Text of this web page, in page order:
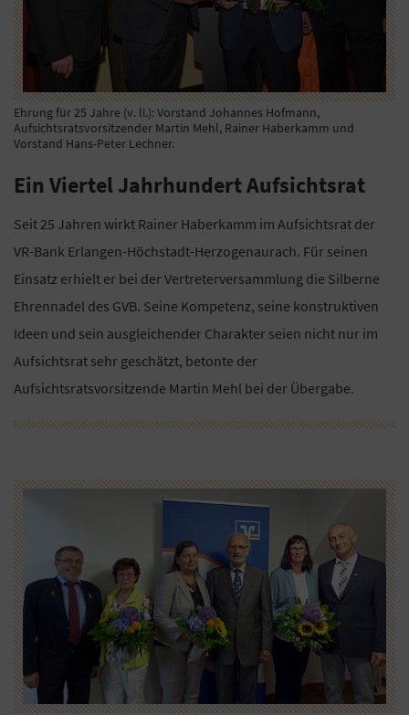
Ehrung für 25 Jahre (v. li.): Vorstand Johannes Hofmann,
Aufsichtsratsvorsitzender Martin Mehl, Rainer Haberkamm und
Vorstand Hans-Peter Lechner.
Ein Viertel Jahrhundert Aufsichtsrat
Seit 25 Jahren wirkt Rainer Haberkamm im Aufsichtsrat der
VR-Bank Erlangen-Höchstadt-Herzogenaurach. Für seinen
Einsatz erhielt er bei der Vertreterversammlung die Silberne
Ehrennadel des GVB. Seine Kompetenz, seine konstruktiven
Ideen und sein ausgleichender Charakter seien nicht nur im
Aufsichtsrat sehr geschätzt, betonte der
Aufsichtsratsvorsitzende Martin Mehl bei der Übergabe.